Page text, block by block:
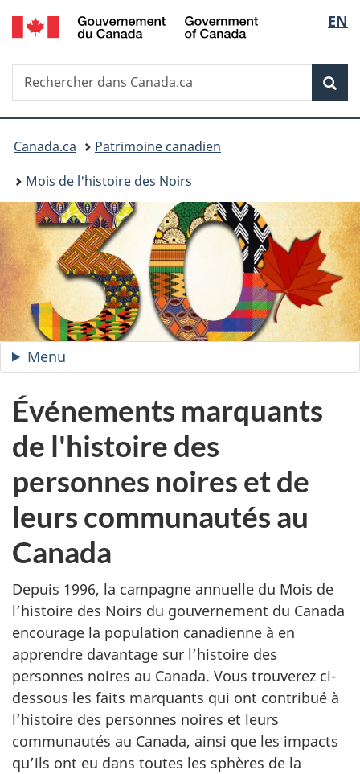
Passer
au
principal
Passer
à
version
simplifiée
de
la
EN
Recherche
Rechercher
dans
Vous
êtes
ici :
Canada.ca
Patrimoine canadien
Mois de l'histoire des Noirs
Menu
du
site
Mois
de
des
Noirs
Événements marquants
de l'histoire des
personnes noires et de
leurs communautés au
Canada
Depuis 1996, la campagne annuelle du Mois de
l’histoire des Noirs du gouvernement du Canada
encourage la population canadienne à en
apprendre davantage sur l’histoire des
personnes noires au Canada. Vous trouverez ci-
dessous les faits marquants qui ont contribué à
l’histoire des personnes noires et leurs
communautés au Canada, ainsi que les impacts
qu’ils ont eu dans toutes les sphères de la